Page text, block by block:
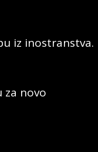
iz inostranstva.
novo